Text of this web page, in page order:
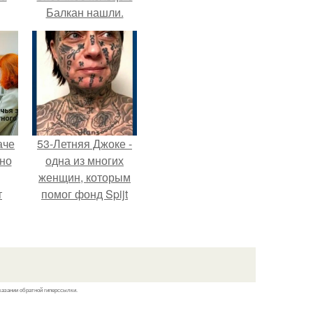
Балкан нашли.
53-Летняя Джоке -
одна из многих
женщин, которым
помог фонд Spijt
Роттердаме.
обратной гиперссылки.